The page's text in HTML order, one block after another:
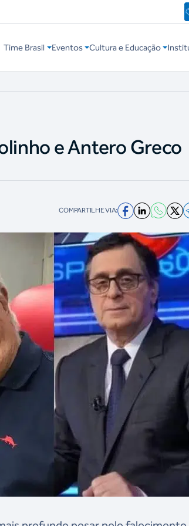
Time Brasil Eventos Cultura e Educação
e Antero Greco
COMPARTILHE VIA: